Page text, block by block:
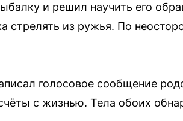
и решил научить его
стрелять из ружья. По
голосовое сообщение
с жизнью. Тела обоих